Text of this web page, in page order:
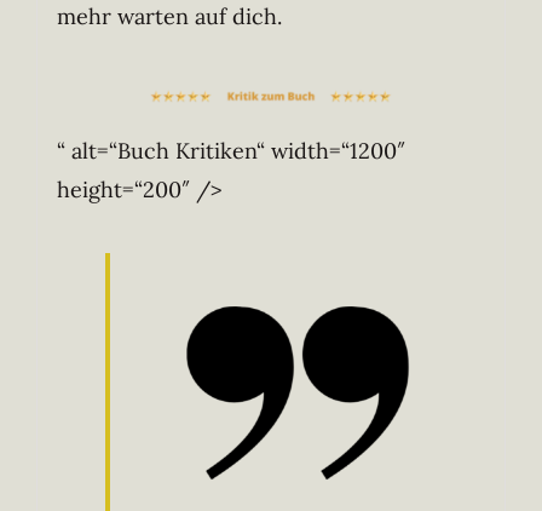
mehr warten auf dich.
“ alt=“Buch Kritiken“ width=“1200″
height=“200″ />